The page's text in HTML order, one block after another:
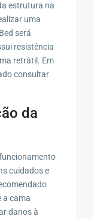
estrutura na
uma
será
resistência
retrátil. Em
consultar
da
cuidados e
a cama
danos à